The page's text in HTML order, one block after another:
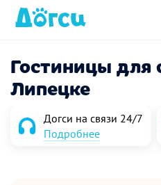
Гостиницы для
Липецке
Догси на связи 24/7
Подробнее